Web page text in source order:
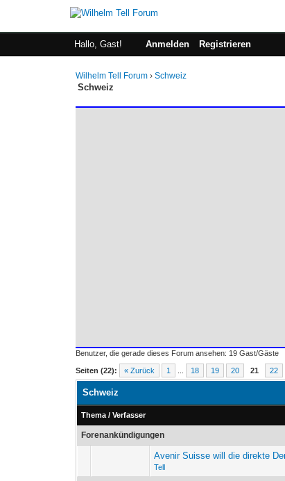
Hallo, Gast! Anmelden Registrieren
Wilhelm Tell Forum ›Schweiz
Schweiz
Benutzer, die gerade dieses Forum ansehen: 19 Gast/Gäste
Seiten (22): « Zurück 1 18 19 20 21 22
Schweiz
Thema /Verfasser
Forenankündigungen
Avenir Suisse will die direkte
Tell